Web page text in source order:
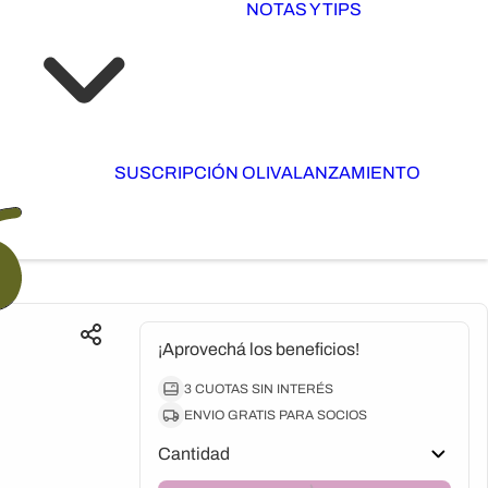
NOTAS Y TIPS
SUSCRIPCIÓN OLIVALANZAMIENTO
¡Aprovechá los beneficios!
3 CUOTAS SIN INTERÉS
ENVIO GRATIS PARA SOCIOS
Cantidad